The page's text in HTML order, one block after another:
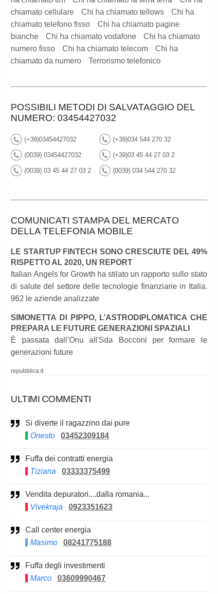
chiamato cellulare
Chi ha chiamato tellows
Chi ha
chiamato telefono fisso
Chi ha chiamato pagine
bianche
Chi ha chiamato vodafone
Chi ha chiamato
numero fisso
Chi ha chiamato telecom
Chi ha
chiamato da numero
Terrorismo telefonico
POSSIBILI METODI DI SALVATAGGIO DEL
NUMERO: 03454427032
(+39)03454427032 (+39)034 544 270 32
(0039) 03454427032 (+39)03 45 44 27 03 2
(0039) 03 45 44 27 03 2 (0039) 034 544 270 32
COMUNICATI STAMPA DEL MERCATO
DELLA TELEFONIA MOBILE
LE STARTUP FINTECH SONO CRESCIUTE DEL 49%
RISPETTO AL 2020, UN REPORT
Italian Angels for Growth ha stilato un rapporto sullo stato
di salute del settore delle tecnologie finanziarie in Italia.
962 le aziende analizzate
SIMONETTA DI PIPPO, L’ASTRODIPLOMATICA CHE
PREPARA LE FUTURE GENERAZIONI SPAZIALI
È passata dall’Onu all'Sda Bocconi per formare le
generazioni future
repubblica.it
ULTIMI COMMENTI
Si diverte il ragazzino dai pure
Onesto
03452309184
Fuffa dei contratti energia
Tiziana
03333375499
Vendita depuratori....dalla romania...
Vivekraja
0923351623
Call center energia
Masimo
08241775188
Fuffa degli investimenti
Marco
03609990467